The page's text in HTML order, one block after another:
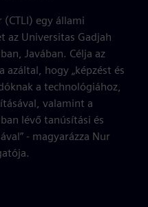
egy állami
az Universitas Gadjah
Javában. Célja az
azáltal, hogy „képzést és
a technológiához,
valamint a
lévő tanúsítási és
- magyarázza Nur